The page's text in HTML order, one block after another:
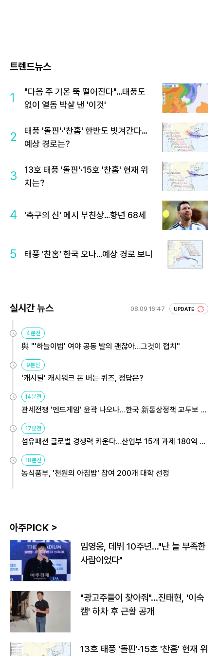
트렌드뉴스
1
"다음 주 기온 뚝 떨어진다"…태풍도
없이 열돔 박살 낸 '이것'
2
태풍 '돌핀'·'찬홈' 한반도 빗겨간다…
예상 경로는?
3
13호 태풍 '돌핀'·15호 '찬홈' 현재 위
치는?
4 '축구의 신' 메시 부친상…향년 68세
5 태풍 '찬홈' 한국 오나…예상 경로 보니
실시간 뉴스 08.09 16:47 UPDATE
4분전
與 "'하늘이법' 여야 공동 발의 괜찮아…그것이 협치"
9분전
'캐시딜' 캐시워크 돈 버는 퀴즈, 정답은?
14분전
관세전쟁 '엔드게임' 윤곽 나오나…한국 新통상정책 교두보 활
용해야
17분전
섬유패션 글로벌 경쟁력 키운다…산업부 15개 과제 180억 지
원
18분전
농식품부, '천원의 아침밥' 참여 200개 대학 선정
아주PICK >
임영웅, 데뷔 10주년…"난 늘 부족한
사람이었다"
"광고주들이 찾아줘"…진태현, '이숙
캠' 하차 후 근황 공개
13호 태풍 '돌핀'·15호 '찬홈' 현재 위